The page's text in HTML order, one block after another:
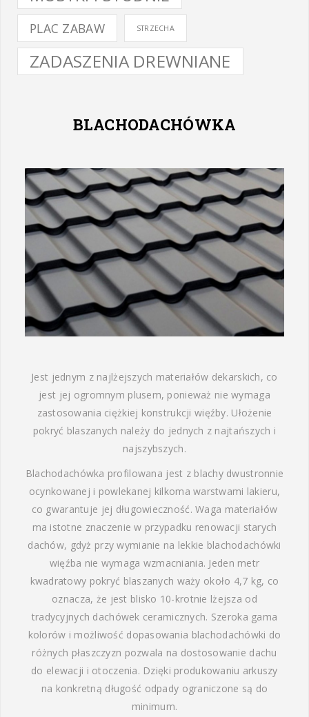
PLAC ZABAW STRZECHA
ZADASZENIA DREWNIANE
BLACHODACHÓWKA
Jest jednym z najlżejszych materiałów dekarskich, co
jest jej ogromnym plusem, ponieważ nie wymaga
zastosowania ciężkiej konstrukcji więźby. Ułożenie
pokryć blaszanych należy do jednych z najtańszych i
najszybszych.
Blachodachówka profilowana jest z blachy dwustronnie
ocynkowanej i powlekanej kilkoma warstwami lakieru,
co gwarantuje jej długowieczność. Waga materiałów
ma istotne znaczenie w przypadku renowacji starych
dachów, gdyż przy wymianie na lekkie blachodachówki
więźba nie wymaga wzmacniania. Jeden metr
kwadratowy pokryć blaszanych waży około 4,7 kg, co
oznacza, że jest blisko 10-krotnie lżejsza od
tradycyjnych dachówek ceramicznych. Szeroka gama
kolorów i możliwość dopasowania blachodachówki do
różnych płaszczyzn pozwala na dostosowanie dachu
do elewacji i otoczenia. Dzięki produkowaniu arkuszy
na konkretną długość odpady ograniczone są do
minimum.